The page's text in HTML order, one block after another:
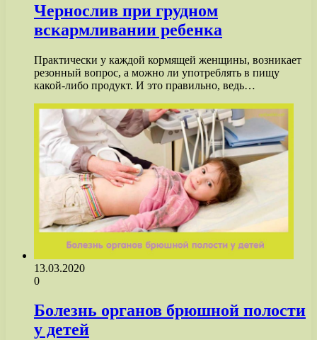
Чернослив при грудном
вскармливании ребенка
Практически у каждой кормящей женщины, возникает
резонный вопрос, а можно ли употреблять в пищу
какой-либо продукт. И это правильно, ведь…
13.03.2020
0
Болезнь органов брюшной полости
у детей